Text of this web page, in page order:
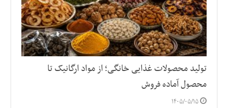
تولید محصولات غذایی خانگی؛ از مواد ارگانیک تا
محصول آماده فروش
۱۴۰۵/۰۵/۱۵